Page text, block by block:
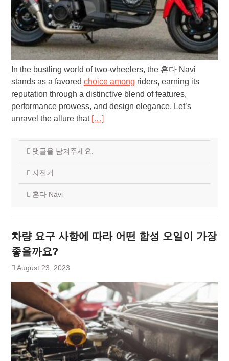
In the bustling world of two-wheelers, the 혼다 Navi
stands as a favored choice among riders, earning its
reputation through a distinctive blend of features,
performance prowess, and design elegance. Let’s
unravel the allure that […]
댓글을 남겨주세요.
자전거
혼다 Navi
차량 요구 사항에 따라 어떤 합성 오일이 가장
좋을까요?
August 23, 2023